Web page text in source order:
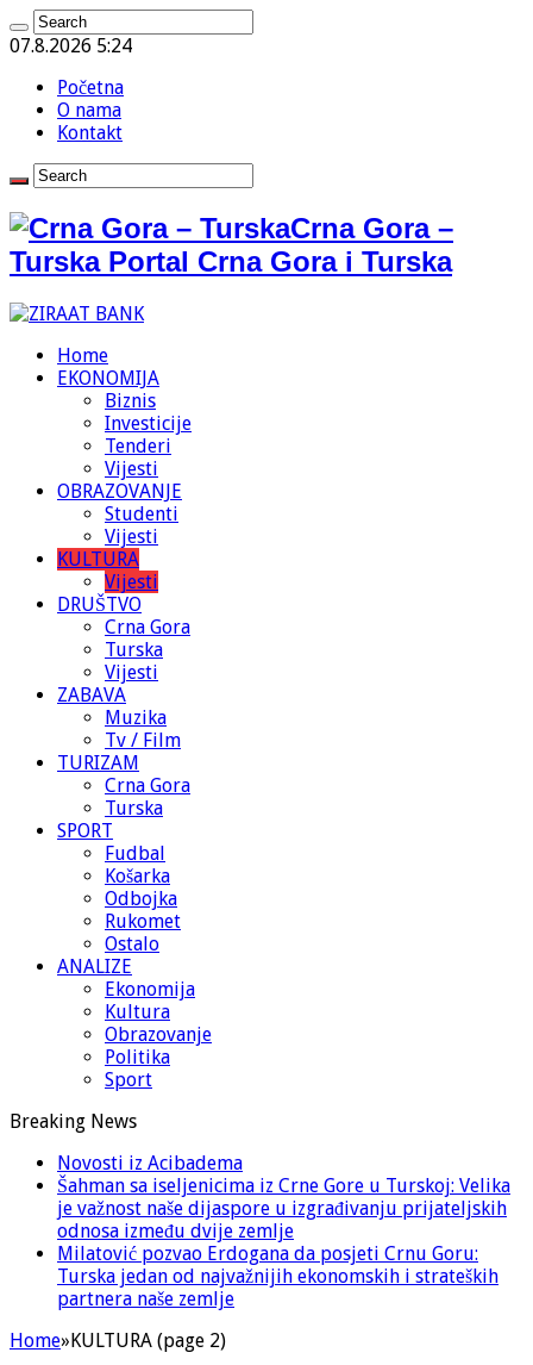
07.8.2026 5:24
Početna
O nama
Kontakt
Crna Gora –
Turska Portal Crna Gora i Turska
Home
EKONOMIJA
Biznis
Investicije
Tenderi
Vijesti
OBRAZOVANJE
Studenti
Vijesti
KULTURA
Vijesti
DRUŠTVO
Crna Gora
Turska
Vijesti
ZABAVA
Muzika
Tv / Film
TURIZAM
Crna Gora
Turska
SPORT
Fudbal
Košarka
Odbojka
Rukomet
Ostalo
ANALIZE
Ekonomija
Kultura
Obrazovanje
Politika
Sport
Breaking News
Novosti iz Acibadema
Šahman sa iseljenicima iz Crne Gore u Turskoj: Velika
je važnost naše dijaspore u izgrađivanju prijateljskih
odnosa između dvije zemlje
Milatović pozvao Erdogana da posjeti Crnu Goru:
Turska jedan od najvažnijih ekonomskih i strateških
partnera naše zemlje
Home»KULTURA (page 2)